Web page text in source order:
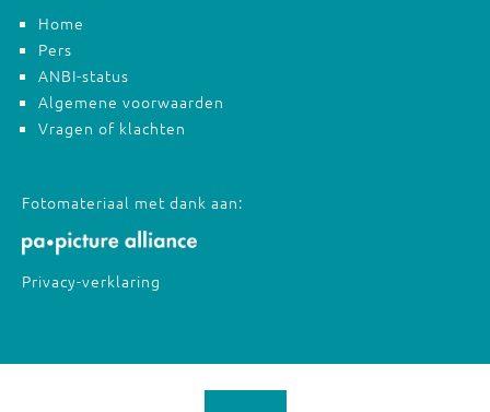
Home
Pers
ANBI-status
Algemene voorwaarden
Vragen of klachten
Fotomateriaal met dank aan:
Privacy-verklaring